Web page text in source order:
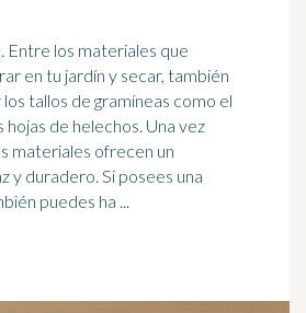
en tu jardín y secar, también
tallos de gramíneas como el
hojas de helechos. Una vez
materiales ofrecen un
Si posees una
puedes ha ...